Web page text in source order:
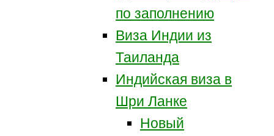
по заполнению
Виза Индии из
Таиланда
Индийская виза в
Шри Ланке
Новый